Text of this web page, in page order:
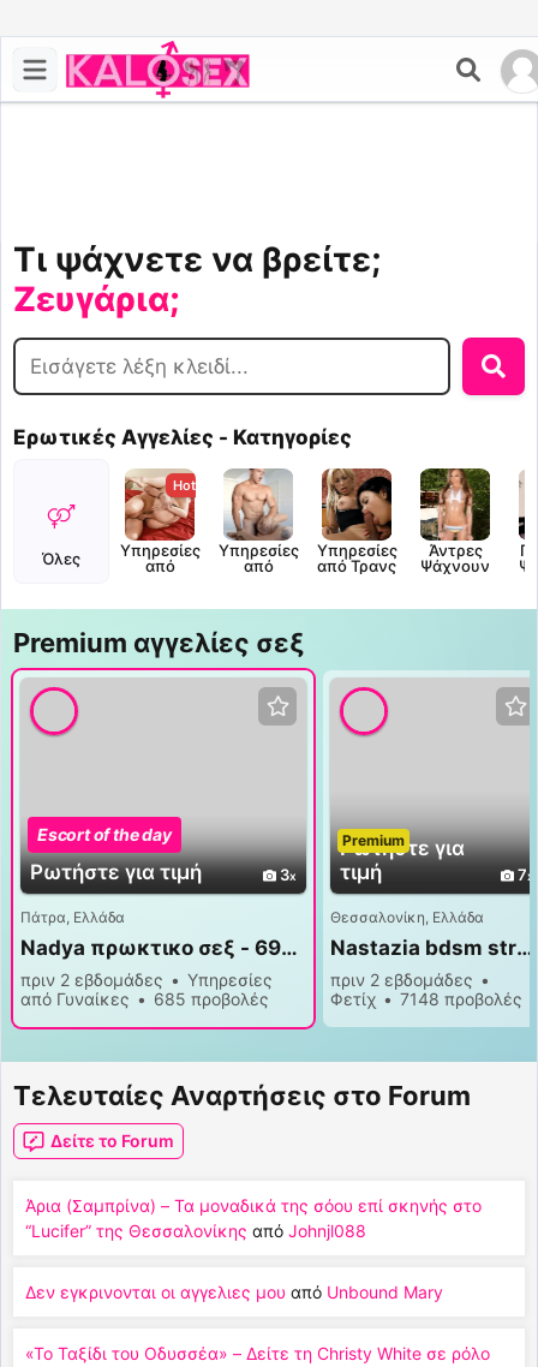
Τι ψάχνετε να βρείτε;
Ζευγάρια;
Σεξ;
Ερωτικές Αγγελίες - Κατηγορίες
Όλες
Hot
Υπηρεσίες
από
Υπηρεσίες
από
Υπηρεσίες
από Τρανς
Άντρες
Ψάχνουν
Premium αγγελίες σεξ
Ρωτήστε για τιμή 3
Premium
Escort of the day
Πάτρα, Ελλάδα
Nadya πρωκτικο σεξ - 6970435906
πριν 2 εβδομάδες
Υπηρεσίες
από Γυναίκες
685 προβολές
Ρωτήστε για
τιμή
7
Premium
Θεσσαλονίκη, Ελλάδα
Nastazia bdsm strapon αυταρχικά
πριν 2 εβδομάδες
Φετίχ
7148 προβολές
Τελευταίες Αναρτήσεις στο Forum
Δείτε το Forum
Άρια (Σαμπρίνα) – Τα μοναδικά της σόου επί σκηνής στο
“Lucifer” της Θεσσαλονίκης από Johnjl088
Δεν εγκρινονται οι αγγελιες μου από Unbound Mary
«Το Ταξίδι του Οδυσσέα» – Δείτε τη Christy White σε ρόλο